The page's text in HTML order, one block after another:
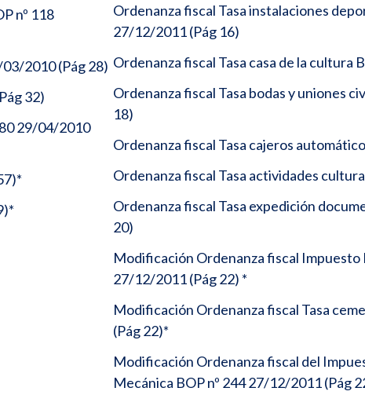
nº 118
2010 (Pág 28)
32)
29/04/2010
Ordenanza fiscal Tasa instalaciones
27/12/2011 (Pág 16)
Ordenanza fiscal Tasa casa de la cultura
Ordenanza fiscal Tasa bodas y uniones
18)
Ordenanza fiscal Tasa cajeros
Ordenanza fiscal Tasa actividades
Ordenanza fiscal Tasa expedición
20)
Modificación Ordenanza fiscal Impuesto
27/12/2011 (Pág 22) *
Modificación Ordenanza fiscal Tasa
(Pág 22)*
Modificación Ordenanza fiscal del
Mecánica BOP nº 244 27/12/2011 (Pág